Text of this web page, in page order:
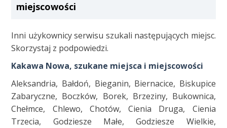
miejscowości
Inni użykownicy serwisu szukali następujących miejsc.
Skorzystaj z podpowiedzi.
Kakawa Nowa, szukane miejsca i miejscowości
Aleksandria, Bałdoń, Bieganin, Biernacice, Biskupice
Zabaryczne, Boczków, Borek, Brzeziny, Bukownica,
Chełmce, Chlewo, Chotów, Cienia Druga, Cienia
Trzecia, Godziesze Małe, Godziesze Wielkie,